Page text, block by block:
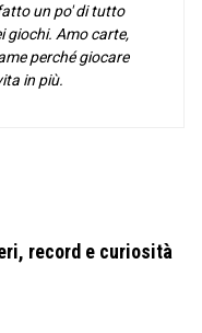
un po' di tutto
giochi. Amo carte,
perché giocare
in più.
record e curiosità